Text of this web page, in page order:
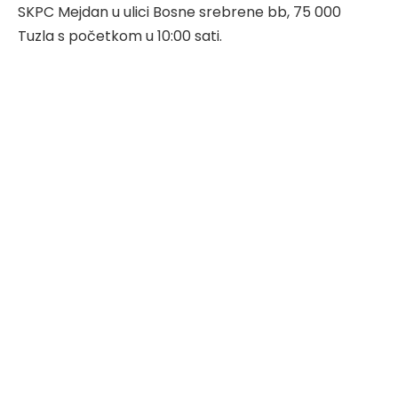
SKPC Mejdan u ulici Bosne srebrene bb, 75 000
Tuzla s početkom u 10:00 sati.